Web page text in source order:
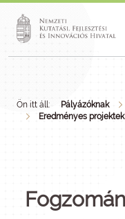
Ön itt áll: Pályázóknak
Eredményes projektek